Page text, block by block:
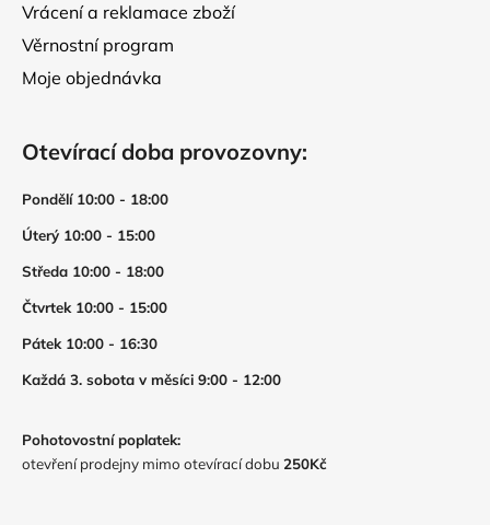
Vrácení a reklamace zboží
Věrnostní program
Moje objednávka
Otevírací doba provozovny:
Pondělí 10:00 - 18:00
Úterý 10:00 - 15:00
Středa 10:00 - 18:00
Čtvrtek 10:00 - 15:00
Pátek 10:00 - 16:30
Každá 3. sobota v měsíci 9:00 - 12:00
Pohotovostní poplatek:
otevření prodejny mimo otevírací dobu 250Kč